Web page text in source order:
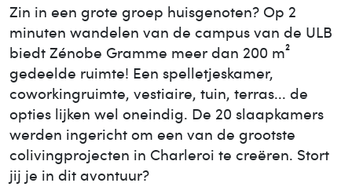
Zin in een grote groep huisgenoten? Op 2
minuten wandelen van de campus van de ULB
biedt Zénobe Gramme meer dan 200 m²
gedeelde ruimte! Een spelletjeskamer,
coworkingruimte, vestiaire, tuin, terras... de
opties lijken wel oneindig. De 20 slaapkamers
werden ingericht om een van de grootste
colivingprojecten in Charleroi te creëren. Stort
jij je in dit avontuur?